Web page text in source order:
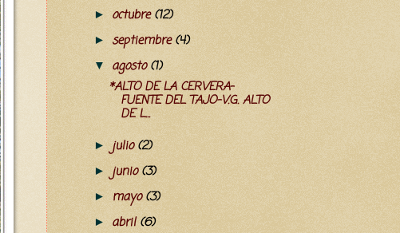
► octubre(12)
► septiembre(4)
▼ agosto(1)
*ALTO DE LA CERVERA-
FUENTE DEL TAJO-V.G. ALTO
DE L...
► julio(2)
► junio(3)
► mayo(3)
► abril(6)